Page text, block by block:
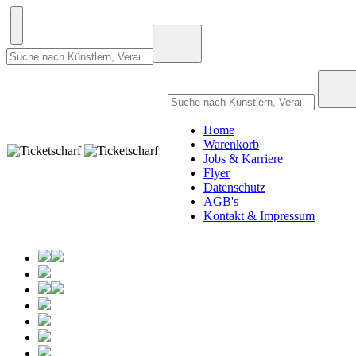
Home
Warenkorb
Jobs & Karriere
Flyer
Datenschutz
AGB's
Kontakt & Impressum